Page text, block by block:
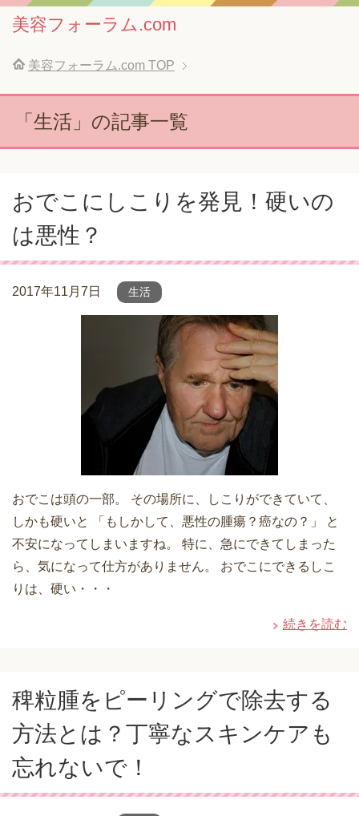
美容フォーラム.com
美容フォーラム.com TOP
「生活」の記事一覧
おでこにしこりを発見！硬いの
は悪性？
2017年11月7日 生活
おでこは頭の一部。 その場所に、しこりができていて、
しかも硬いと 「もしかして、悪性の腫瘍？癌なの？」 と
不安になってしまいますね。 特に、急にできてしまった
ら、気になって仕方がありません。 おでこにできるしこ
りは、硬い・・・
続きを読む
稗粒腫をピーリングで除去する
方法とは？丁寧なスキンケアも
忘れないで！